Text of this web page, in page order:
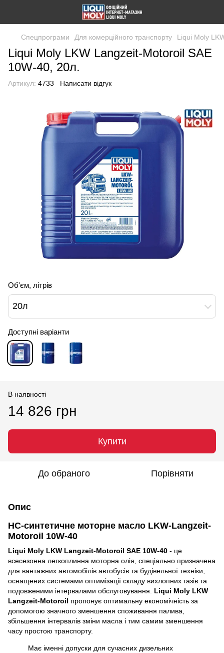
Спецпрограми Для комерційного транспорту Liqui Moly
Liqui Moly LKW Langzeit-Motoroil SAE
10W-40, 20л.
Артикул: 4733 Написати відгук
Об'єм, літрів
20л
Доступні варіанти
В наявності
14 826 грн
Купити
До обраного Порівняти
Опис
НС-синтетичне моторне масло LKW-Langzeit-
Motoroil 10W-40
Liqui Moly LKW Langzeit-Motoroil SAE 10W-40 - це
всесезонна легкоплинна моторна олія, спеціально призначена
для вантажних автомобілів автобусів та будівельної техніки,
оснащених системами оптимізації складу вихлопних газів та
подовженими інтервалами обслуговування. Liqui Moly LKW
Langzeit-Motoroil пропонує оптимальну економічність за
допомогою значного зменшення споживання палива,
збільшення інтервалів зміни масла і тим самим зменшення
часу простою транспорту.
Має іменні допуски для сучасних дизельних